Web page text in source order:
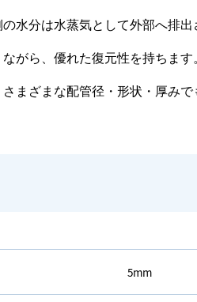
水分は水蒸気として外部へ排
がら、優れた復元性を持ちま
まざまな配管径・形状・厚み
5mm